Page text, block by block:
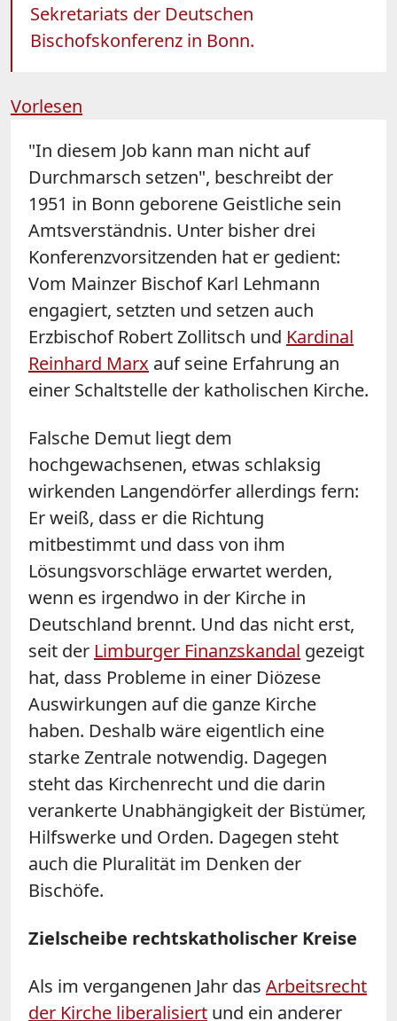
Sekretariats der Deutschen
Bischofskonferenz in Bonn.
Vorlesen
"In diesem Job kann man nicht auf
Durchmarsch setzen", beschreibt der
1951 in Bonn geborene Geistliche sein
Amtsverständnis. Unter bisher drei
Konferenzvorsitzenden hat er gedient:
Vom Mainzer Bischof Karl Lehmann
engagiert, setzten und setzen auch
Erzbischof Robert Zollitsch und Kardinal
Reinhard Marx auf seine Erfahrung an
einer Schaltstelle der katholischen Kirche.
Falsche Demut liegt dem
hochgewachsenen, etwas schlaksig
wirkenden Langendörfer allerdings fern:
Er weiß, dass er die Richtung
mitbestimmt und dass von ihm
Lösungsvorschläge erwartet werden,
wenn es irgendwo in der Kirche in
Deutschland brennt. Und das nicht erst,
seit der Limburger Finanzskandal gezeigt
hat, dass Probleme in einer Diözese
Auswirkungen auf die ganze Kirche
haben. Deshalb wäre eigentlich eine
starke Zentrale notwendig. Dagegen
steht das Kirchenrecht und die darin
verankerte Unabhängigkeit der Bistümer,
Hilfswerke und Orden. Dagegen steht
auch die Pluralität im Denken der
Bischöfe.
Zielscheibe rechtskatholischer Kreise
Als im vergangenen Jahr das Arbeitsrecht
der Kirche liberalisiert und ein anderer